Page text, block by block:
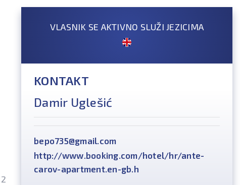
2
VLASNIK SE AKTIVNO SLUŽI JEZICIMA
KONTAKT
Damir Uglešić
bepo735@gmail.com
http://www.booking.com/hotel/hr/ante-
carov-apartment.en-gb.h